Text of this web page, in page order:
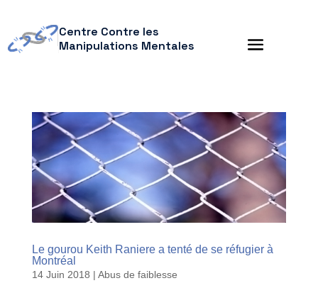
Centre Contre les
Manipulations Mentales
Le gourou Keith Raniere a tenté de se réfugier à
Montréal
14 Juin 2018 | Abus de faiblesse